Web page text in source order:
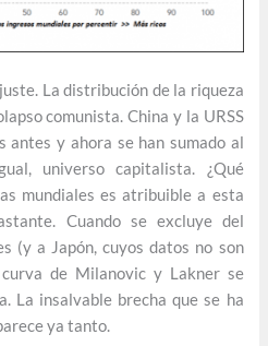
La distribución de la riqueza
comunista. China y la URSS
antes y ahora se han sumado al
universo capitalista. ¿Qué
mundiales es atribuible a esta
Cuando se excluye del
(y a Japón, cuyos datos no son
de Milanovic y Lakner se
La insalvable brecha que se ha
ya tanto.